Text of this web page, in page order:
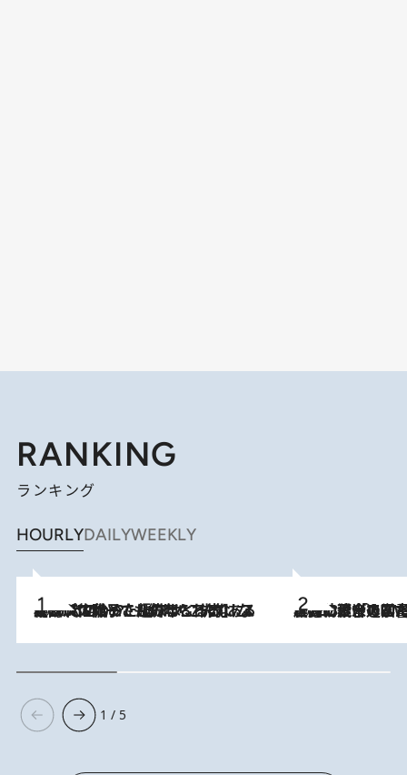
RANKING
ランキング
HOURLYDAILYWEEKLY
2026.8.5
【阿川佐和子さんの年とる力】なぜ70代で始めた趣味は“こんなに楽しい”のか？ ピアノ、俳句…スランプに陥っても続けられる“ある秘訣”とは 2026.8.3
慶應幼稚舎の図書室からテレビの世界に飛び込んだ阿川佐和子（72）
1 / 5